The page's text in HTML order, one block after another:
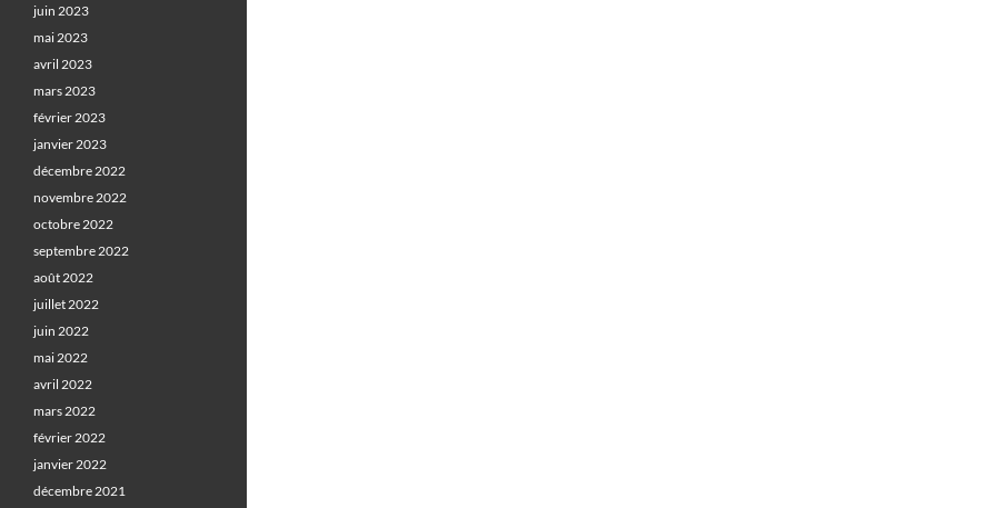
juin 2023
mai 2023
avril 2023
mars 2023
février 2023
janvier 2023
décembre 2022
novembre 2022
octobre 2022
septembre 2022
août 2022
juillet 2022
juin 2022
mai 2022
avril 2022
mars 2022
février 2022
janvier 2022
décembre 2021